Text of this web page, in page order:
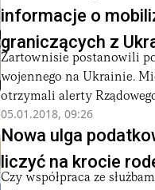
informacje o
graniczących z
Żartownisie postanowili
wojennego na Ukrainie.
otrzymali alerty
05.01.2018, 09:26
Nowa ulga
liczyć na krocie
Czy współpraca ze